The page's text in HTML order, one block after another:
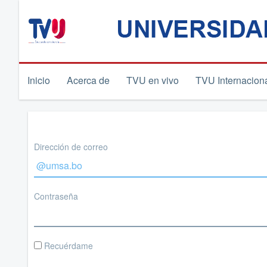
Inicio Acerca de TVU en vivo TVU
Dirección de correo
Contraseña
Recuérdame